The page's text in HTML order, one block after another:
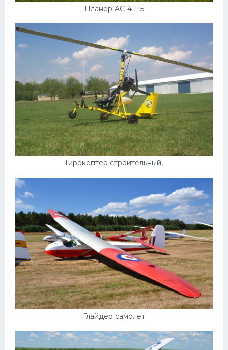
Планер AC-4-115
Гирокоптер строительный,
Глайдер самолет
Кавасаки
Инфинити
Фиат
Ситроен
Субару
Опель
Подводные лодки
Киа
Танки
Крайслер
Порше
Самолеты
Корабли
Комплектующие
Лодки